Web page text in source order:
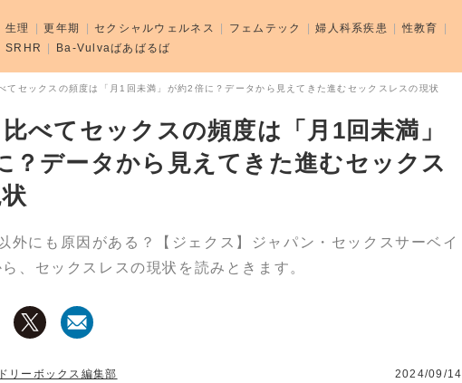
てセックスの頻度は「月1回未満」が約2倍に？データから見えてきた進むセックスレスの現状
べてセックスの頻度は「月1回未満」
？データから見えてきた進むセックス
外にも原因がある？【ジェクス】ジャパン・セックスサーベイ
、セックスレスの現状を読みときます。
リーボックス編集部 2024/09/14
生理 更年期 セクシャルウェルネス フェムテック 婦人科系疾患
性教育
SRHR
Ba-Vulvaばあばるば